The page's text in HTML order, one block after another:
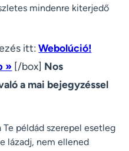
mindenre kiterjedő
itt:Webolúció!
» [/box] Nos
a mai bejegyzéssel
példád szerepel esetleg
lázadj, nem ellened